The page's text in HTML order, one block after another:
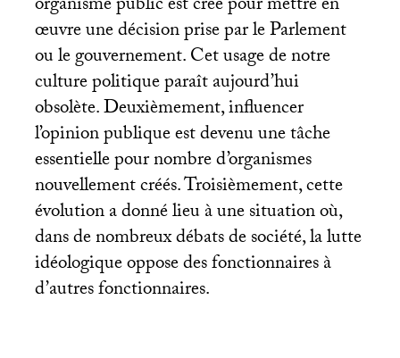
œuvre une décision prise par le Parlement
ou le gouvernement. Cet usage de notre
culture politique paraît aujourd’hui
obsolète. Deuxièmement, influencer
l’opinion publique est devenu une tâche
essentielle pour nombre d’organismes
nouvellement créés. Troisièmement, cette
évolution a donné lieu à une situation où,
dans de nombreux débats de société, la lutte
idéologique oppose des fonctionnaires à
d’autres fonctionnaires.